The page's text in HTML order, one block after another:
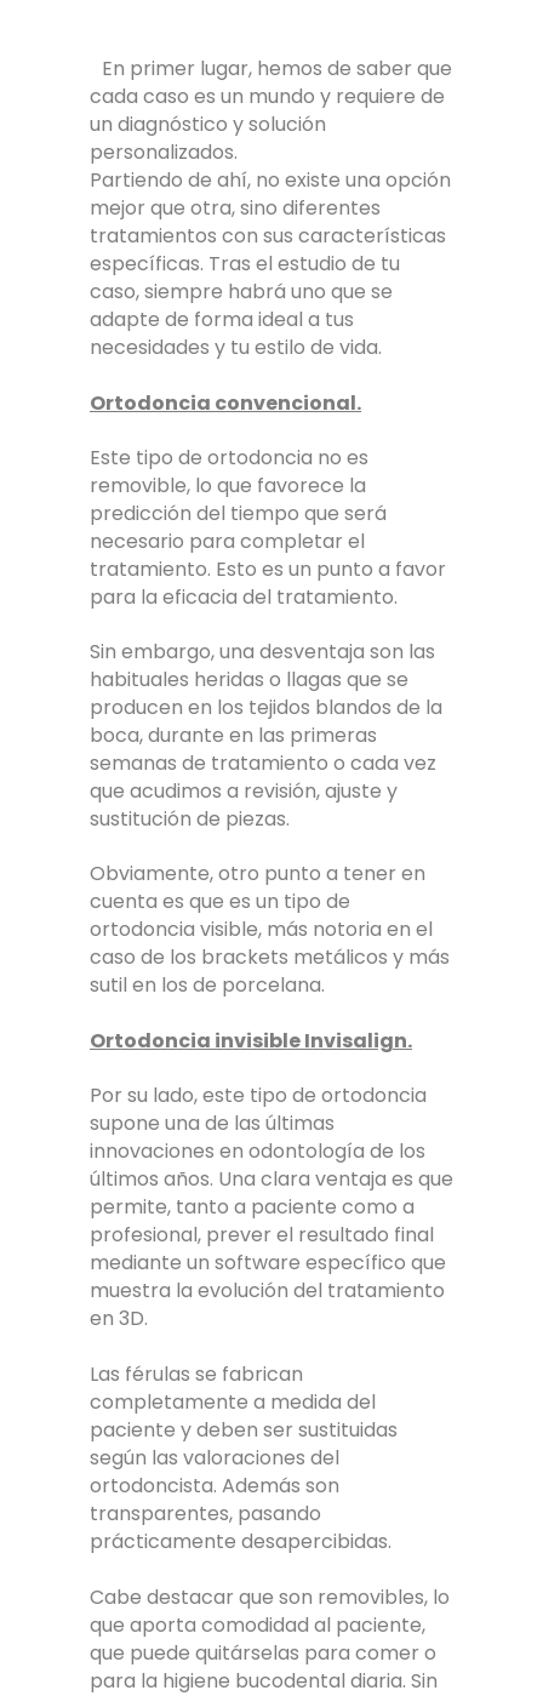
En primer lugar, hemos de saber que
cada caso es un mundo y requiere de
un diagnóstico y solución
personalizados.
Partiendo de ahí, no existe una opción
mejor que otra, sino diferentes
tratamientos con sus características
específicas. Tras el estudio de tu
caso, siempre habrá uno que se
adapte de forma ideal a tus
necesidades y tu estilo de vida.
Ortodoncia convencional.
Este tipo de ortodoncia no es
removible, lo que favorece la
predicción del tiempo que será
necesario para completar el
tratamiento. Esto es un punto a favor
para la eficacia del tratamiento.
Sin embargo, una desventaja son las
habituales heridas o llagas que se
producen en los tejidos blandos de la
boca, durante en las primeras
semanas de tratamiento o cada vez
que acudimos a revisión, ajuste y
sustitución de piezas.
Obviamente, otro punto a tener en
cuenta es que es un tipo de
ortodoncia visible, más notoria en el
caso de los brackets metálicos y más
sutil en los de porcelana.
Ortodoncia invisible Invisalign.
Por su lado, este tipo de ortodoncia
supone una de las últimas
innovaciones en odontología de los
últimos años. Una clara ventaja es que
permite, tanto a paciente como a
profesional, prever el resultado final
mediante un software específico que
muestra la evolución del tratamiento
en 3D.
Las férulas se fabrican
completamente a medida del
paciente y deben ser sustituidas
según las valoraciones del
ortodoncista. Además son
transparentes, pasando
prácticamente desapercibidas.
Cabe destacar que son removibles, lo
que aporta comodidad al paciente,
que puede quitárselas para comer o
para la higiene bucodental diaria. Sin